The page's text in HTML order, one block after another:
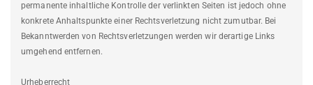
permanente inhaltliche Kontrolle der verlinkten Seiten ist jedoch ohne
konkrete Anhaltspunkte einer Rechtsverletzung nicht zumutbar. Bei
Bekanntwerden von Rechtsverletzungen werden wir derartige Links
umgehend entfernen.
Urheberrecht